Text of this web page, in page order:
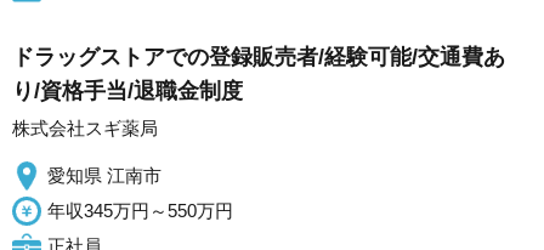
ドラッグストアでの登録販売者/経験可能/交通費あ
り/資格手当/退職金制度
株式会社スギ薬局
愛知県 江南市
年収345万円～550万円
正社員